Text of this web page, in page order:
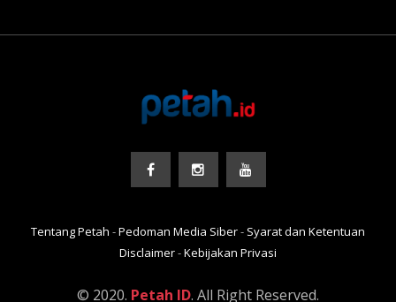
Tentang Petah -Pedoman Media Siber- Syarat dan Ketentuan
Disclaimer-Kebijakan Privasi
© 2020. Petah ID. All Right Reserved.